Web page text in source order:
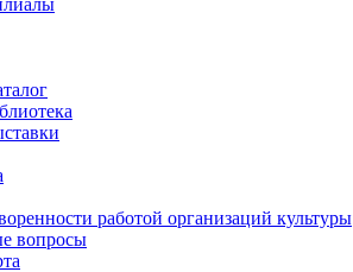
работой организаций культуры
вопросы